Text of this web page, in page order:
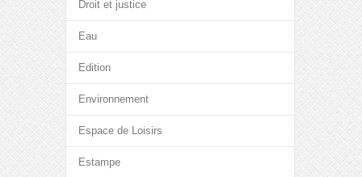
Droit et justice
Eau
Edition
Environnement
Espace de Loisirs
Estampe